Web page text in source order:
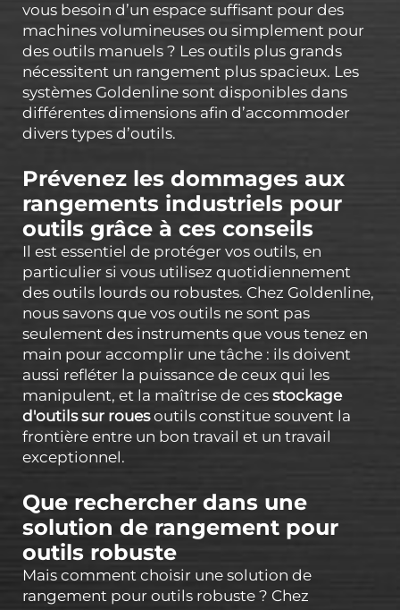
vous besoin d’un espace suffisant pour des
machines volumineuses ou simplement pour
des outils manuels ? Les outils plus grands
nécessitent un rangement plus spacieux. Les
systèmes Goldenline sont disponibles dans
différentes dimensions afin d’accommoder
divers types d’outils.
Prévenez les dommages aux
rangements industriels pour
outils grâce à ces conseils
Il est essentiel de protéger vos outils, en
particulier si vous utilisez quotidiennement
des outils lourds ou robustes. Chez Goldenline,
nous savons que vos outils ne sont pas
seulement des instruments que vous tenez en
main pour accomplir une tâche : ils doivent
aussi refléter la puissance de ceux qui les
manipulent, et la maîtrise de ces stockage
d'outils sur rouesoutils constitue souvent la
frontière entre un bon travail et un travail
exceptionnel.
Que rechercher dans une
solution de rangement pour
outils robuste
Mais comment choisir une solution de
rangement pour outils robuste ? Chez